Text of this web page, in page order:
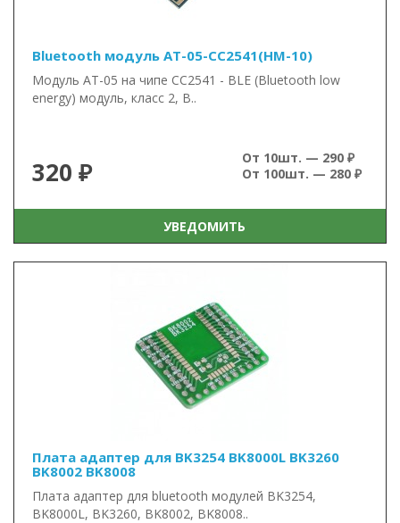
Bluetooth модуль AT-05-CC2541(HM-10)
Модуль AT-05 на чипе CC2541 - BLE (Bluetooth low
energy) модуль, класс 2, B..
320 ₽
От 10шт. — 290 ₽
От 100шт. — 280 ₽
УВЕДОМИТЬ
Плата адаптер для BK3254 BK8000L BK3260
BK8002 BK8008
Плата адаптер для bluetooth модулей BK3254,
BK8000L, BK3260, BK8002, BK8008..